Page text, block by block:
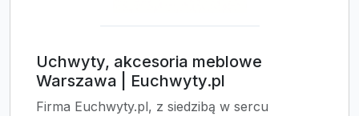
Uchwyty, akcesoria meblowe
Warszawa | Euchwyty.pl
Firma Euchwyty.pl, z siedzibą w sercu